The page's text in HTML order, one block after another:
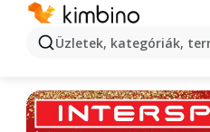
Üzletek, kategóriák,